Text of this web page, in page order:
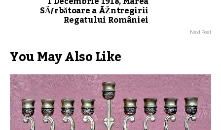
SĂƒrbătoare a ÃŽntregirii
Regatului României
Next Post
You May Also Like